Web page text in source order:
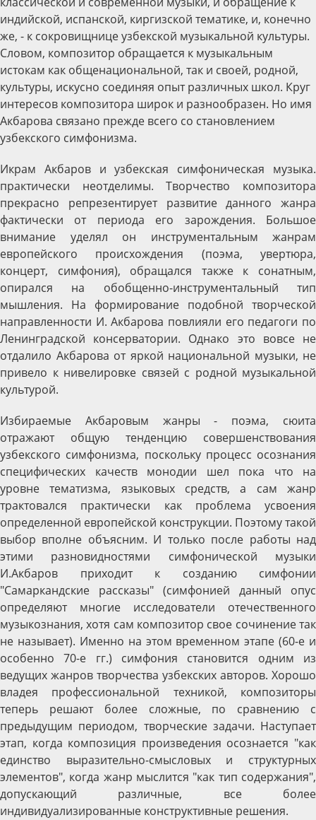
индийской, испанской, киргизской тематике, и, конечно
же, - к сокровищнице узбекской музыкальной культуры.
Словом, композитор обращается к музыкальным
истокам как общенациональной, так и своей, родной,
культуры, искусно соединяя опыт различных школ. Круг
интересов композитора широк и разнообразен. Но имя
Акбарова связано прежде всего со становлением
узбекского симфонизма.
Икрам Акбаров и узбекская симфоническая музыка.
практически неотделимы. Творчество композитора
прекрасно репрезентирует развитие данного жанра
фактически от периода его зарождения. Большое
внимание уделял он инструментальным жанрам
европейского происхождения (поэма, увертюра,
концерт, симфония), обращался также к сонатным,
опирался на обобщенно-инструментальный тип
мышления. На формирование подобной творческой
направленности И. Акбарова повлияли его педагоги по
Ленинградской консерватории. Однако это вовсе не
отдалило Акбарова от яркой национальной музыки, не
привело к нивелировке связей с родной музыкальной
культурой.
Избираемые Акбаровым жанры - поэма, сюита
отражают общую тенденцию совершенствования
узбекского симфонизма, поскольку процесс осознания
специфических качеств монодии шел пока что на
уровне тематизма, языковых средств, а сам жанр
трактовался практически как проблема усвоения
определенной европейской конструкции. Поэтому такой
выбор вполне объясним. И только после работы над
этими разновидностями симфонической музыки
И.Акбаров приходит к созданию симфонии
"Самаркандские рассказы" (симфонией данный опус
определяют многие исследователи отечественного
музыкознания, хотя сам композитор свое сочинение так
не называет). Именно на этом временном этапе (60-е и
особенно 70-е гг.) симфония становится одним из
ведущих жанров творчества узбекских авторов. Хорошо
владея профессиональной техникой, композиторы
теперь решают более сложные, по сравнению с
предыдущим периодом, творческие задачи. Наступает
этап, когда композиция произведения осознается "как
единство выразительно-смысловых и структурных
элементов", когда жанр мыслится "как тип содержания",
допускающий различные, все более
индивидуализированные конструктивные решения.